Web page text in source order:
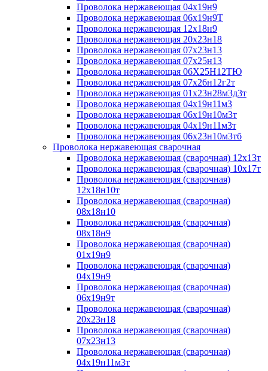
Проволока нержавеющая 04х19н9
Проволока нержавеющая 06х19н9Т
Проволока нержавеющая 12х18н9
Проволока нержавеющая 20х23н18
Проволока нержавеющая 07х23н13
Проволока нержавеющая 07х25н13
Проволока нержавеющая 06Х25Н12ТЮ
Проволока нержавеющая 07х26н12г2т
Проволока нержавеющая 01х23н28м3д3т
Проволока нержавеющая 04х19н11м3
Проволока нержавеющая 06х19н10м3т
Проволока нержавеющая 04х19н11м3т
Проволока нержавеющая 06х23н10м3тб
Проволока нержавеющая сварочная
Проволока нержавеющая (сварочная) 12х13т
Проволока нержавеющая (сварочная) 10х17т
Проволока нержавеющая (сварочная)
12х18н10т
Проволока нержавеющая (сварочная)
08х18н10
Проволока нержавеющая (сварочная)
08х18н9
Проволока нержавеющая (сварочная)
01х19н9
Проволока нержавеющая (сварочная)
04х19н9
Проволока нержавеющая (сварочная)
06х19н9т
Проволока нержавеющая (сварочная)
20х23н18
Проволока нержавеющая (сварочная)
07х23н13
Проволока нержавеющая (сварочная)
04х19н11м3т